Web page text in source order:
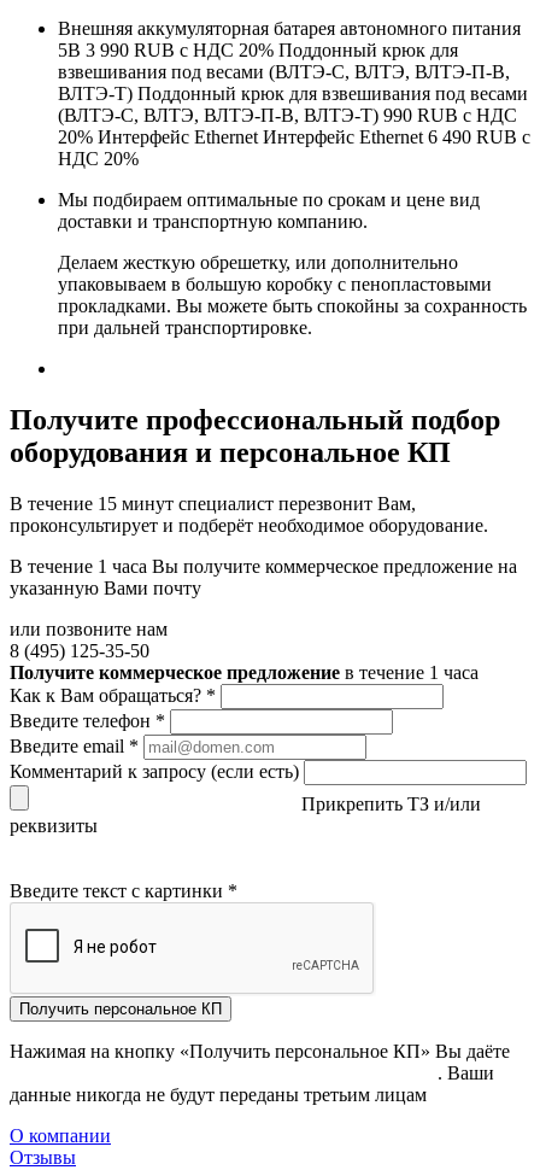
Внешняя аккумуляторная батарея автономного питания
5В 3 990 RUB с НДС 20% Поддонный крюк для
взвешивания под весами (ВЛТЭ-С, ВЛТЭ, ВЛТЭ-П-В,
ВЛТЭ-Т) Поддонный крюк для взвешивания под весами
(ВЛТЭ-С, ВЛТЭ, ВЛТЭ-П-В, ВЛТЭ-Т) 990 RUB с НДС
20% Интерфейс Ethernet Интерфейс Ethernet 6 490 RUB с
НДС 20%
Мы подбираем оптимальные по срокам и цене вид
доставки и транспортную компанию.
Делаем жесткую обрешетку, или дополнительно
упаковываем в большую коробку с пенопластовыми
прокладками. Вы можете быть спокойны за сохранность
при дальней транспортировке.
Получите профессиональный подбор
оборудования и персональное КП
В течение 15 минут специалист перезвонит Вам,
проконсультирует и подберёт необходимое оборудование.
В течение 1 часа Вы получите коммерческое предложение на
указанную Вами почту
или позвоните нам
8 (495) 125-35-50
Получите коммерческое предложение в течение 1 часа
Как к Вам обращаться? *
Введите телефон *
Введите email *
Комментарий к запросу (если есть)
Прикрепить ТЗ и/или
реквизиты
Введите текст с картинки *
Получить персональное КП
Нажимая на кнопку «Получить персональное КП» Вы даёте
. Ваши
данные никогда не будут переданы третьим лицам
О компании
Отзывы